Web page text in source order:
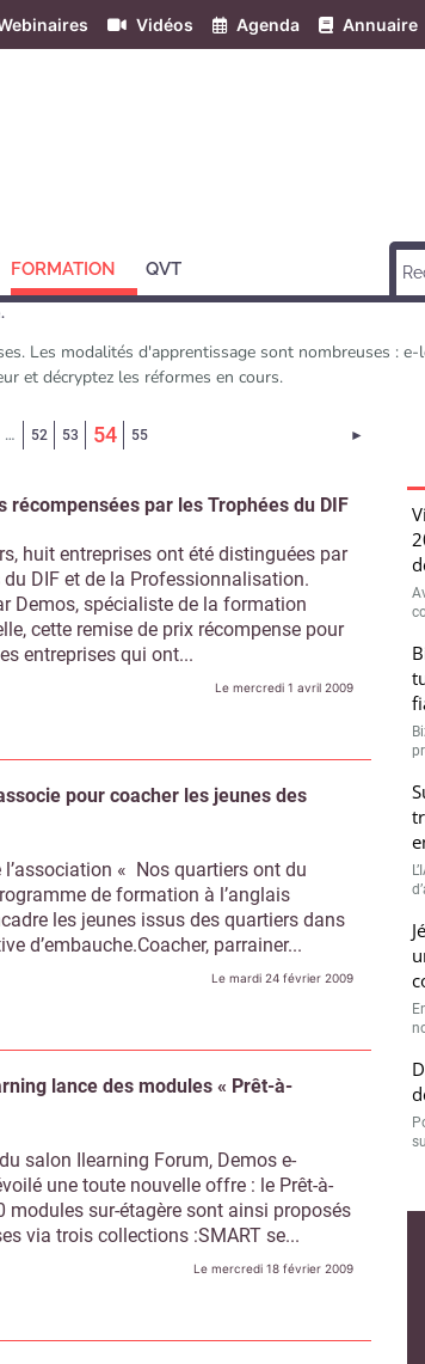
Vidéos Agenda Annuaire
FORMATION QVT
Les modalités d'apprentissage sont nombreuses :
et décryptez les réformes en cours.
… 52 53 54(Page courante)
55 ►
récompensées par les Trophées du DIF
huit entreprises ont été distinguées par
du DIF et de la Professionnalisation.
Demos, spécialiste de la formation
cette remise de prix récompense pour
entreprises qui ont...
Le mercredi 1 avril 2009
pour coacher les jeunes des
l’association « Nos quartiers ont du
de formation à l’anglais
les jeunes issus des quartiers dans
d’embauche.Coacher, parrainer...
Le mardi 24 février 2009
lance des modules « Prêt-à-
salon Ilearning Forum, Demos e-
une toute nouvelle offre : le Prêt-à-
modules sur-étagère sont ainsi proposés
via trois collections :SMART se...
Le mercredi 18 février 2009